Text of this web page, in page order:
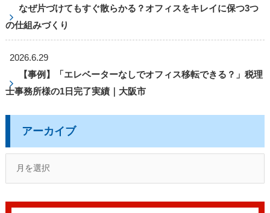
なぜ片づけてもすぐ散らかる？オフィスをキレイに保つ3つ
の仕組みづくり
2026.6.29
【事例】「エレベーターなしでオフィス移転できる？」税理
士事務所様の1日完了実績｜大阪市
アーカイブ